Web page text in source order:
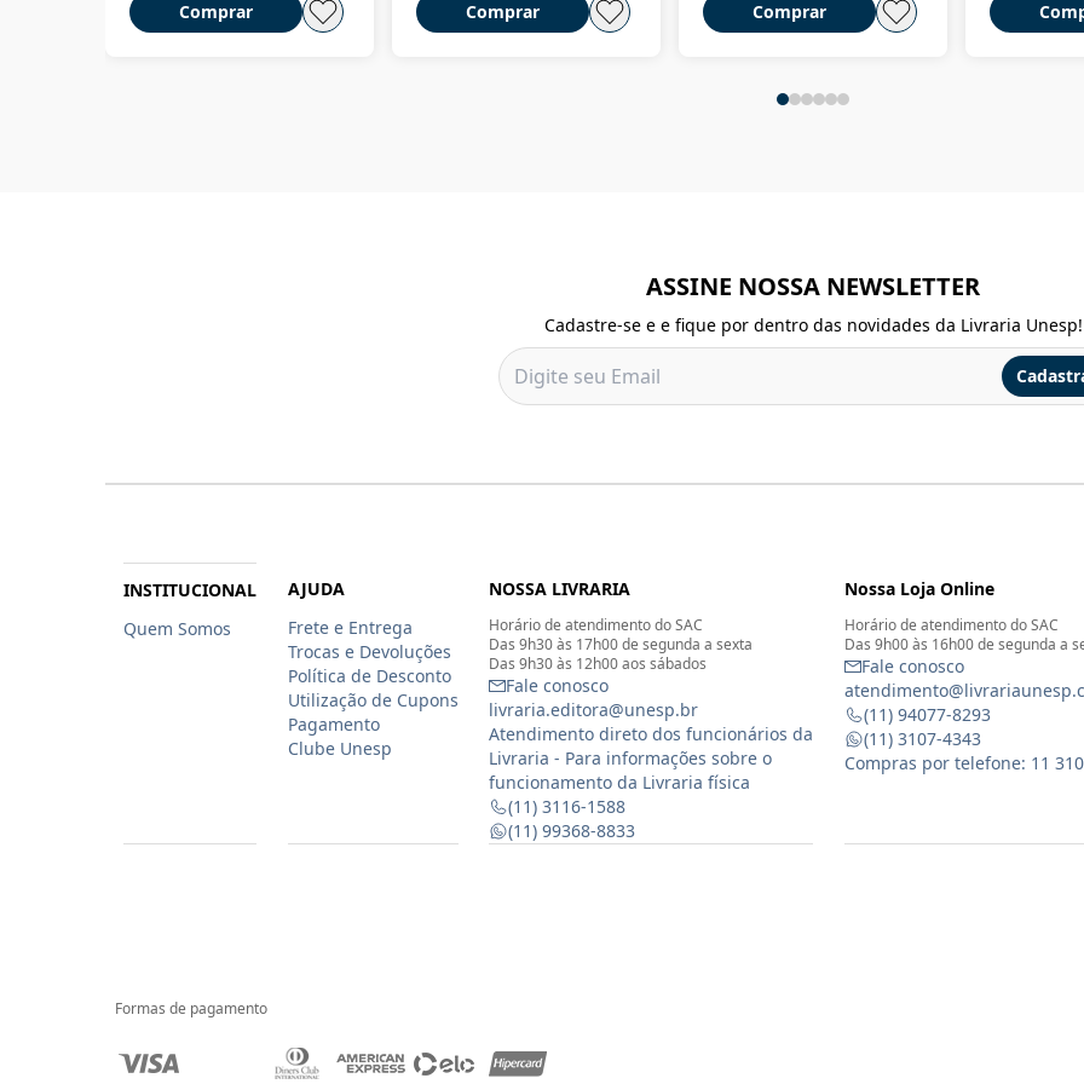
Comprar Comprar Comprar
ASSINE NOSSA NEWSLETTER
Cadastre-se e e fique por dentro das novidades da Livraria Unesp!
INSTITUCIONAL
Quem Somos
AJUDA
Frete e Entrega
Trocas e Devoluções
Política de Desconto
Utilização de Cupons
Pagamento
Clube Unesp
NOSSA LIVRARIA
Horário de atendimento do SAC
Das 9h30 às 17h00 de segunda a sexta
Das 9h30 às 12h00 aos sábados
Fale conosco
livraria.editora@unesp.br
Atendimento direto dos funcionários da
Livraria - Para informações sobre o
funcionamento da Livraria física
(11) 3116-1588
(11) 99368-8833
Nossa Loja Online
Horário de atendimento do SAC
Das 9h00 às 16h00 de segunda a
Fale conosco
(11) 94077-8293
(11) 3107-4343
Compras por telefone: 11
Formas de pagamento